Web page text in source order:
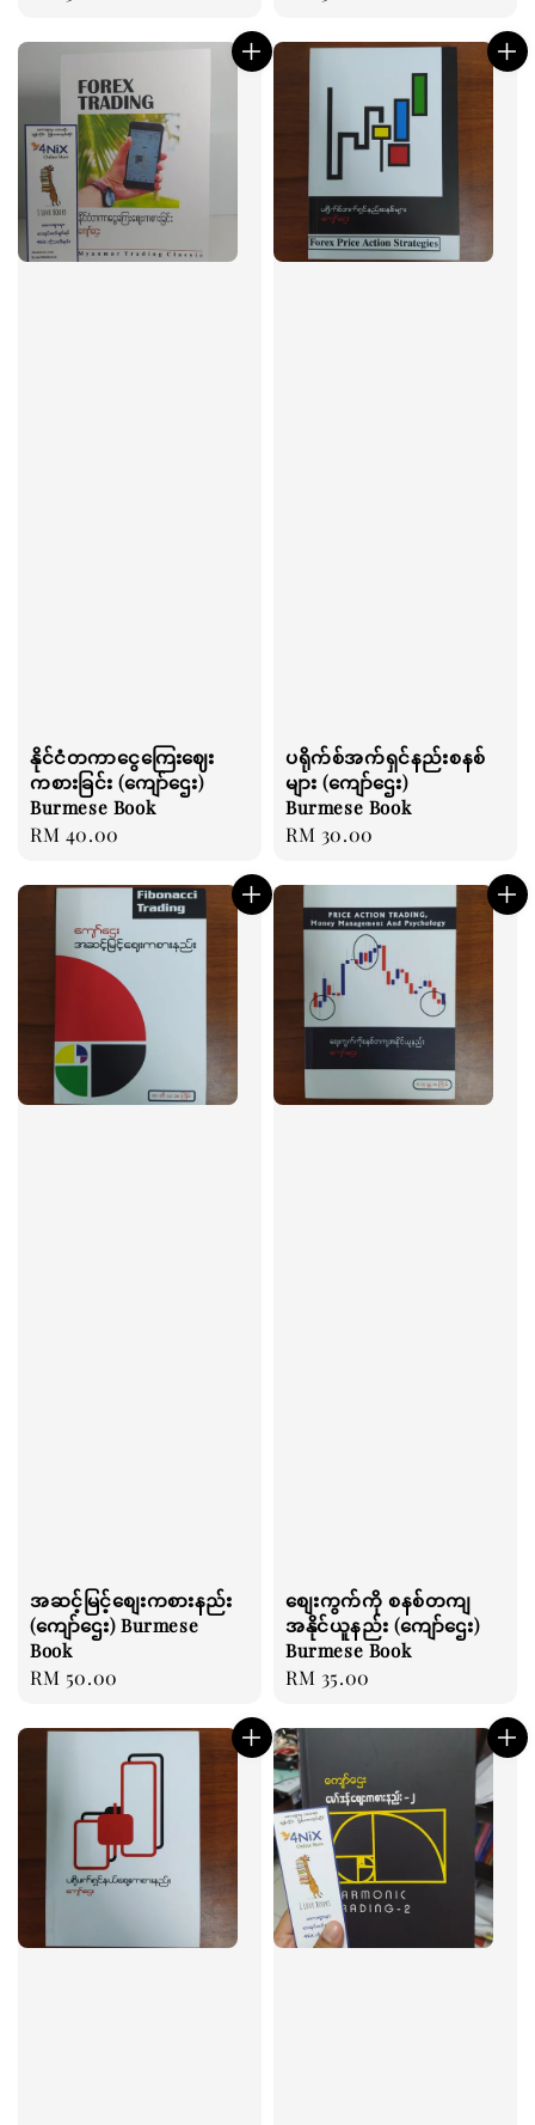
နိုင်ငံတကာငွေကြေးဈေး
ကစားခြင်း (ကျော်ဌေး)
Burmese Book
Regular
RM 40.00
ပရိုက်စ်အက်ရှင်နည်းစနစ်
များ (ကျော်ဌေး)
Burmese Book
Regular
RM 30.00
အဆင့်မြင့်စျေးကစားနည်း
(ကျော်ဌေး) Burmese
Book
Regular
RM 50.00
စျေးကွက်ကို စနစ်တကျ
အနိုင်ယူနည်း (ကျော်ဌေး)
Burmese Book
Regular
RM 35.00